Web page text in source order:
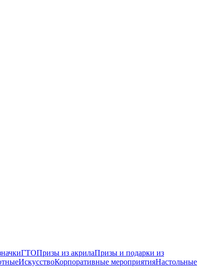
ГТОПризы из акрилаПризы и подарки из
ИскусствоКорпоративные мероприятияНастольные